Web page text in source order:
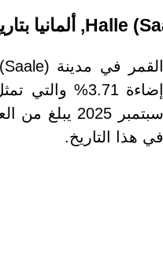
القمر في مدينة Halle (Saale)، ألمانيا بتاريخ
في هذا التاريخ.